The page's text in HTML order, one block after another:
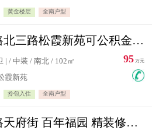
黄金楼层 全南户型
松霞路北三路松霞新苑可公积金贷款北小区南北通透住宅急售
| / 中装 / 南北 / 102㎡
霞新苑
拎包入住 全南户型
95 万元
松霞路天府街 百年福园 精装修住宅急售